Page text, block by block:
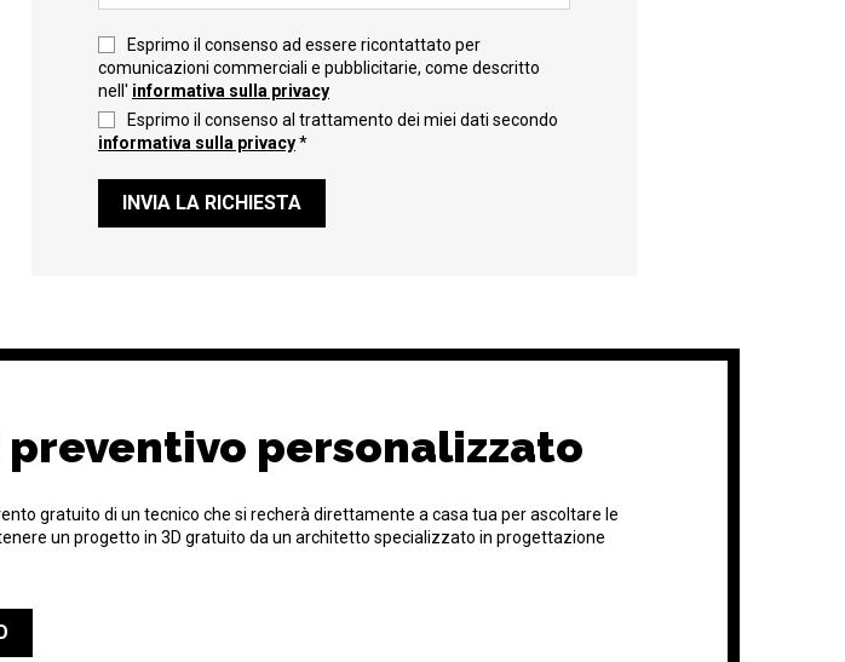
Esprimo il consenso ad essere ricontattato per
comunicazioni commerciali e pubblicitarie, come descritto
nell' informativa sulla privacy
Esprimo il consenso al trattamento dei miei dati secondo
informativa sulla privacy*
INVIA LA RICHIESTA
preventivo personalizzato
gratuito di un tecnico che si recherà direttamente a casa tua per ascoltare le
un progetto in 3D gratuito da un architetto specializzato in progettazione